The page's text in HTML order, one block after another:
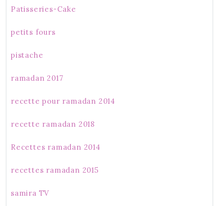
Patisseries-Cake
petits fours
pistache
ramadan 2017
recette pour ramadan 2014
recette ramadan 2018
Recettes ramadan 2014
recettes ramadan 2015
samira TV